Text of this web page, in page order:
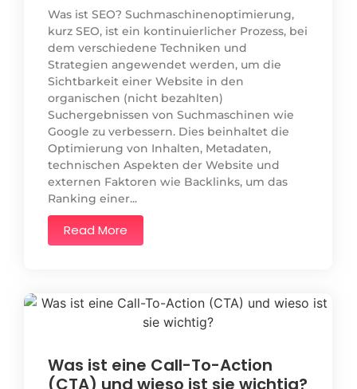
Was ist SEO? Suchmaschinenoptimierung,
kurz SEO, ist ein kontinuierlicher Prozess, bei
dem verschiedene Techniken und
Strategien angewendet werden, um die
Sichtbarkeit einer Website in den
organischen (nicht bezahlten)
Suchergebnissen von Suchmaschinen wie
Google zu verbessern. Dies beinhaltet die
Optimierung von Inhalten, Metadaten,
technischen Aspekten der Website und
externen Faktoren wie Backlinks, um das
Ranking einer...
Read More
Was ist eine Call-To-Action
(CTA) und wieso ist sie wichtig?